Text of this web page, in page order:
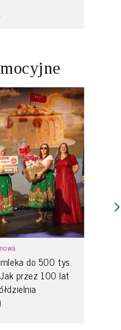
do 500 tys.
przez 100 lat